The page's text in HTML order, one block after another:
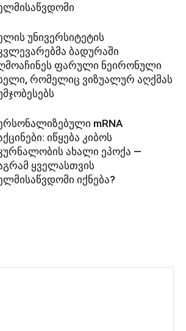
უნივერსიტეტის
ბადურაში
ფარული ნეირონული
რომელიც ვიზუალურ აღქმას
mRNA
იწყება კიბოს
ახალი ეპოქა —
ყველასთვის
იქნება?